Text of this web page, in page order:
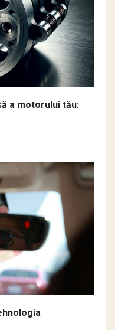
a motorului tău: